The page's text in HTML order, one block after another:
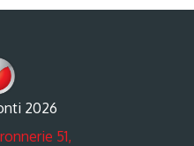
2026
51,